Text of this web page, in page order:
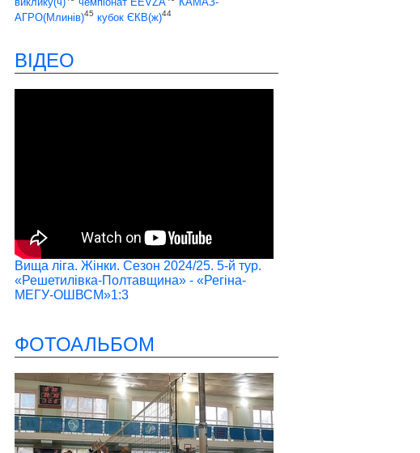
АГРО(Млинів)45 кубок ЄКВ(ж)44
ВІДЕО
Вища ліга. Жінки. Сезон 2024/25. 5-й тур.
«Решетилівка-Полтавщина» - «Регіна-
МЕГУ-ОШВСМ»1:3
ФОТОАЛЬБОМ